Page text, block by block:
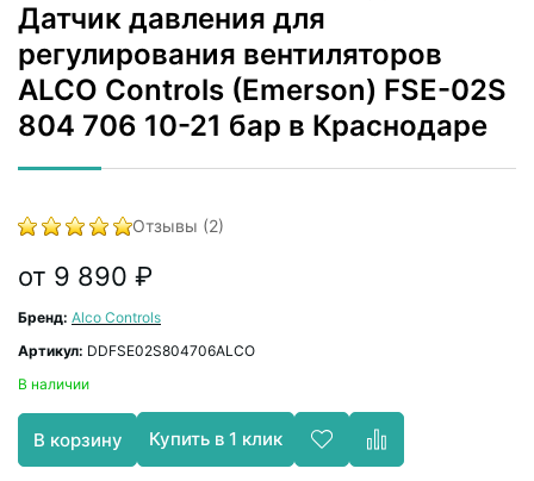
Датчик давления для
регулирования вентиляторов
ALCO Controls (Emerson) FSE-02S
804 706 10-21 бар в Краснодаре
Отзывы (2)
от 9 890 ₽
Бренд: Alco Controls
Артикул: DDFSE02S804706ALCO
В наличии
В корзину Купить в 1 клик